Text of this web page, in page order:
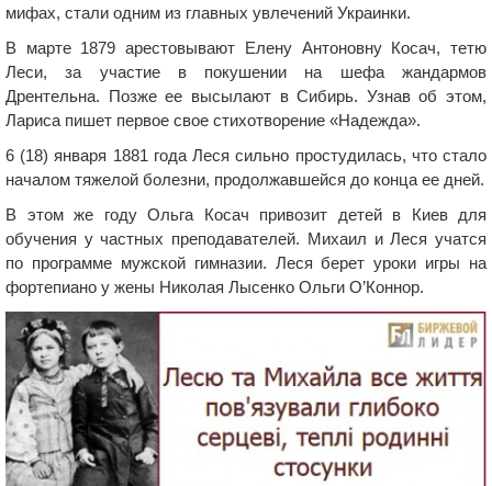
мифах, стали одним из главных увлечений Украинки.
В марте 1879 арестовывают Елену Антоновну Косач, тетю
Леси, за участие в покушении на шефа жандармов
Дрентельна. Позже ее высылают в Сибирь. Узнав об этом,
Лариса пишет первое свое стихотворение «Надежда».
6 (18) января 1881 года Леся сильно простудилась, что стало
началом тяжелой болезни, продолжавшейся до конца ее дней.
В этом же году Ольга Косач привозит детей в Киев для
обучения у частных преподавателей. Михаил и Леся учатся
по программе мужской гимназии. Леся берет уроки игры на
фортепиано у жены Николая Лысенко Ольги О’Коннор.